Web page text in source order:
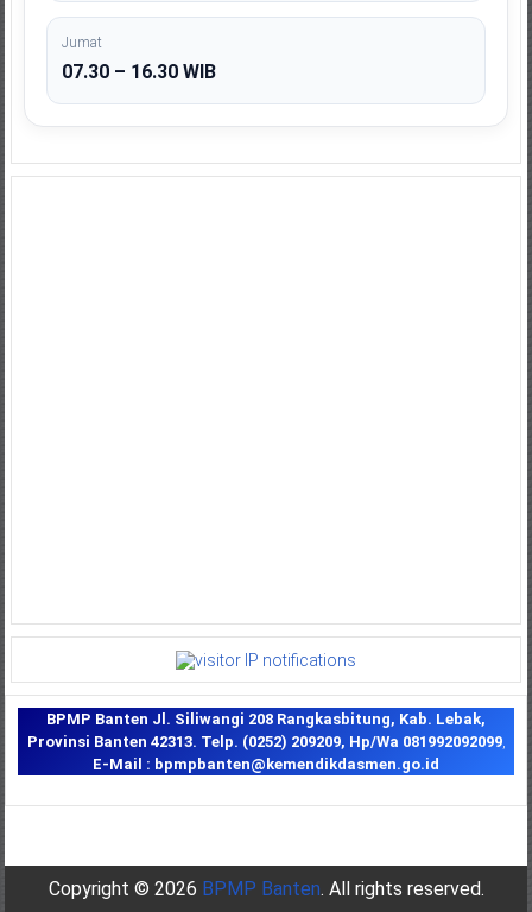
Jumat
07.30 – 16.30 WIB
BPMP Banten Jl. Siliwangi 208 Rangkasbitung, Kab. Lebak,
Provinsi Banten 42313. Telp. (0252) 209209, Hp/Wa 081992092099,
E-Mail : bpmpbanten@kemendikdasmen.go.id
Copyright © 2026 BPMP Banten. All rights reserved.